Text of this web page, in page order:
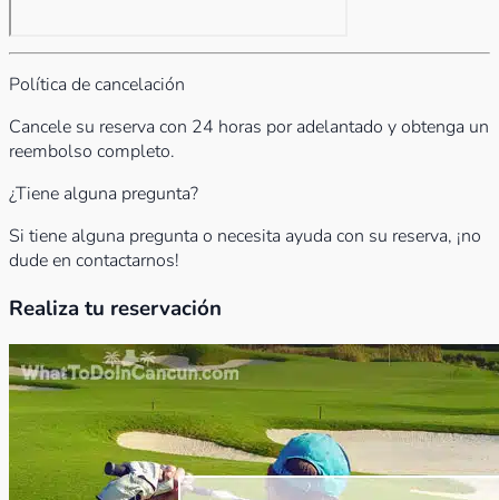
Política de cancelación
Cancele su reserva con 24 horas por adelantado y obtenga un
reembolso completo.
¿Tiene alguna pregunta?
Si tiene alguna pregunta o necesita ayuda con su reserva, ¡no
dude en contactarnos!
Realiza tu reservación